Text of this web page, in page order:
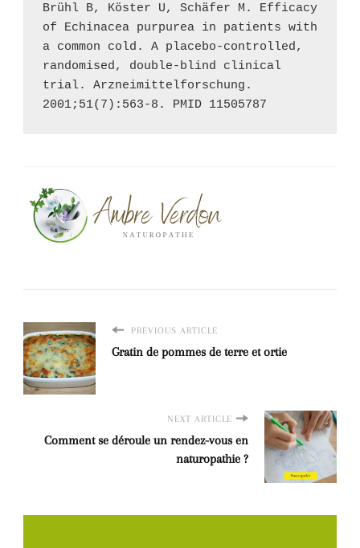
Brühl B, Köster U, Schäfer M. Efficacy
of Echinacea purpurea in patients with
a common cold. A placebo-controlled,
randomised, double-blind clinical
trial. Arzneimittelforschung.
2001;51(7):563-8. PMID 11505787
PREVIOUS ARTICLE
Gratin de pommes de terre et ortie
NEXT ARTICLE
Comment se déroule un rendez-vous en
naturopathie ?